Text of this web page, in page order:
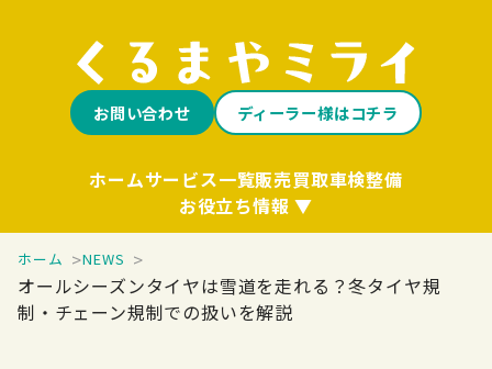
お問い合わせ ディーラー様はコチラ
ホームサービス一覧販売買取車検整備
お役立ち情報
ホーム NEWS
オールシーズンタイヤは雪道を走れる？冬タイヤ規
制・チェーン規制での扱いを解説